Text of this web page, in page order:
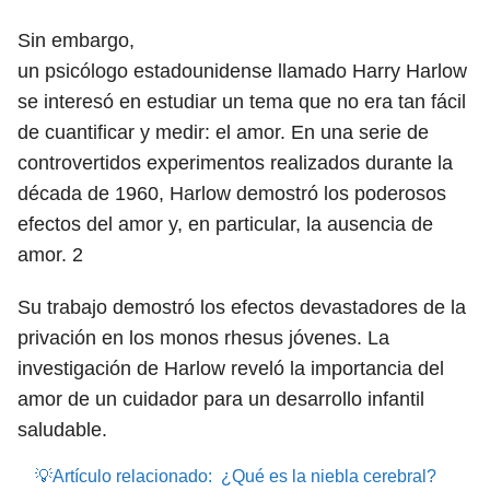
Sin embargo,
un psicólogo estadounidense llamado Harry Harlow
se interesó en estudiar un tema que no era tan fácil
de cuantificar y medir: el amor. En una serie de
controvertidos experimentos realizados durante la
década de 1960, Harlow demostró los poderosos
efectos del amor y, en particular, la ausencia de
amor. 2
Su trabajo demostró los efectos devastadores de la
privación en los monos rhesus jóvenes. La
investigación de Harlow reveló la importancia del
amor de un cuidador para un desarrollo infantil
saludable.
💡Artículo relacionado: ¿Qué es la niebla cerebral?